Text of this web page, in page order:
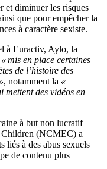
et diminuer les risques
que pour empêcher la
à caractère sexiste.
à Euractiv, Aylo, la
« mis en place certaines
de l’histoire des
, notamment la «
des vidéos en
à but non lucratif
(NCMEC) a
liés à des abus sexuels
de contenu plus